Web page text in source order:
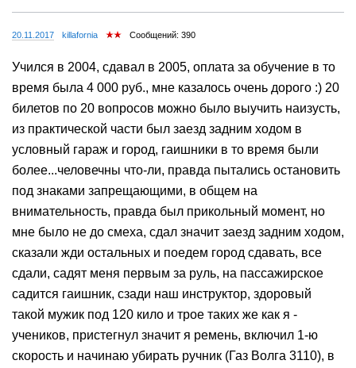
20.11.2017 killafornia Сообщений: 390
Учился в 2004, сдавал в 2005, оплата за обучение в то
время была 4 000 руб., мне казалось очень дорого :) 20
билетов по 20 вопросов можно было выучить наизусть,
из практической части был заезд задним ходом в
условный гараж и город, гаишники в то время были
более...человечны что-ли, правда пытались остановить
под знаками запрещающими, в общем на
внимательность, правда был прикольный момент, но
мне было не до смеха, сдал значит заезд задним ходом,
сказали жди остальных и поедем город сдавать, все
сдали, садят меня первым за руль, на пассажирское
садится гаишник, сзади наш инструктор, здоровый
такой мужик под 120 кило и трое таких же как я -
учеников, пристегнул значит я ремень, включил 1-ю
скорость и начинаю убирать ручник (Газ Волга 3110), в